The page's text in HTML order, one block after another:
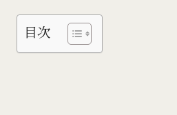
目次